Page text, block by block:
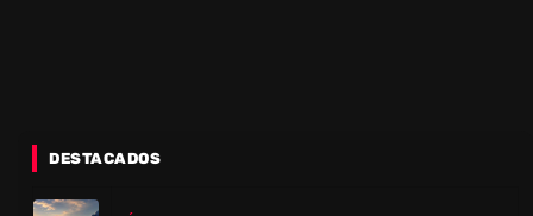
DESTACADOS